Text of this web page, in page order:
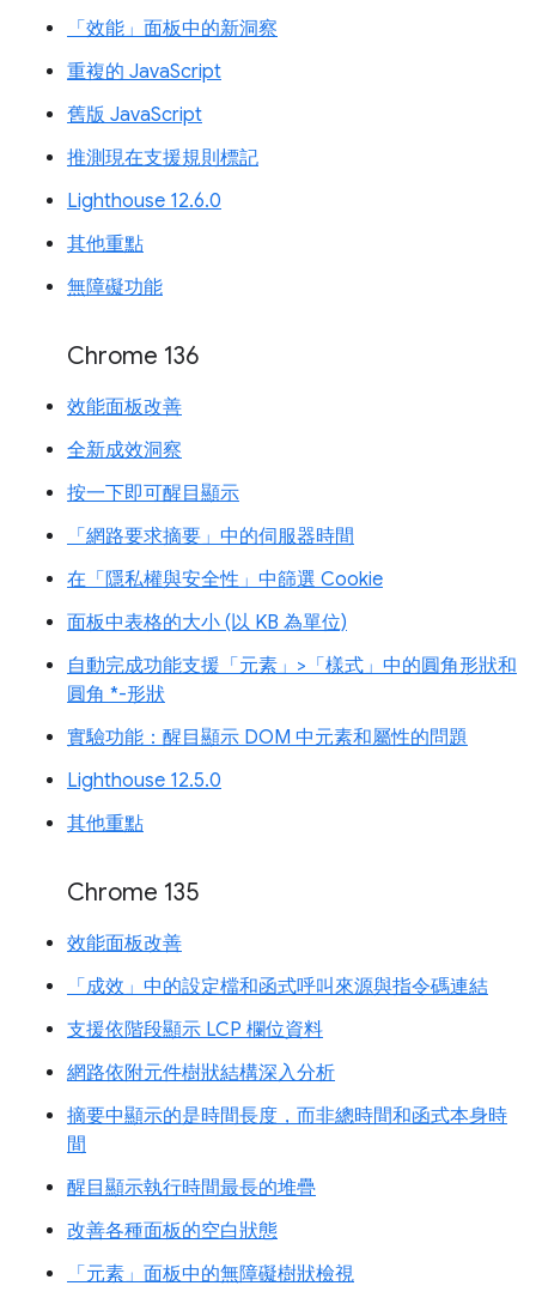
「效能」面板中的新洞察
重複的 JavaScript
舊版 JavaScript
推測現在支援規則標記
Lighthouse 12.6.0
其他重點
無障礙功能
Chrome 136
效能面板改善
全新成效洞察
按一下即可醒目顯示
「網路要求摘要」中的伺服器時間
在「隱私權與安全性」中篩選 Cookie
面板中表格的大小 (以 KB 為單位)
自動完成功能支援「元素」>「樣式」中的圓角形狀和
圓角 *-形狀
實驗功能：醒目顯示 DOM 中元素和屬性的問題
Lighthouse 12.5.0
其他重點
Chrome 135
效能面板改善
「成效」中的設定檔和函式呼叫來源與指令碼連結
支援依階段顯示 LCP 欄位資料
網路依附元件樹狀結構深入分析
摘要中顯示的是時間長度，而非總時間和函式本身時
間
醒目顯示執行時間最長的堆疊
改善各種面板的空白狀態
「元素」面板中的無障礙樹狀檢視